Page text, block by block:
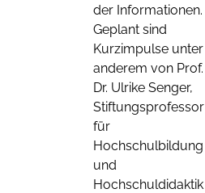
der Informationen.
Geplant sind
Kurzimpulse unter
anderem von Prof.
Dr. Ulrike Senger,
für
Hochschulbildung
und
Hochschuldidaktik